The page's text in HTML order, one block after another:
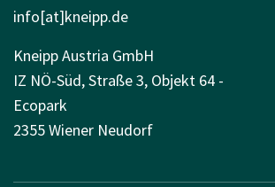
info[at]kneipp.de
Kneipp Austria GmbH
IZ NÖ-Süd, Straße 3, Objekt 64 -
Ecopark
2355 Wiener Neudorf